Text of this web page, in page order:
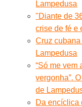
Lampedusa
"Diante de
crise de fé e
Cruz
Lampedusa
“Só me vem
vergonha”.
de
Da encíclica